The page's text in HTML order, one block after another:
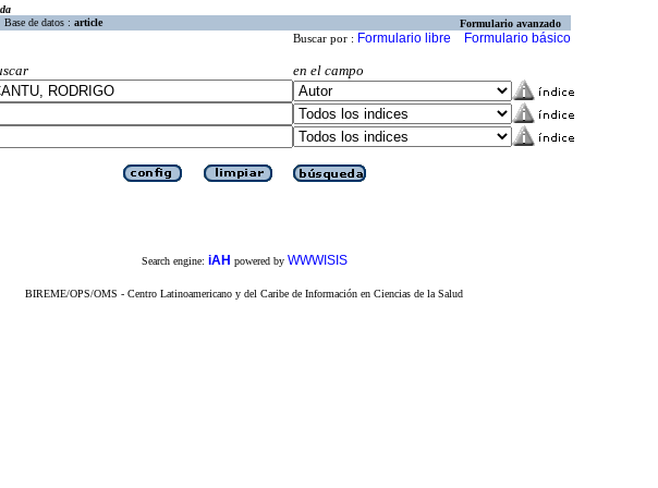
Base de datos : article Formulario avanzado
Buscar por : Formulario libre Formulario básico
en el campo
Search engine: iAH powered by WWWISIS
BIREME/OPS/OMS - Centro Latinoamericano y del Caribe de Información en Ciencias de la Salud